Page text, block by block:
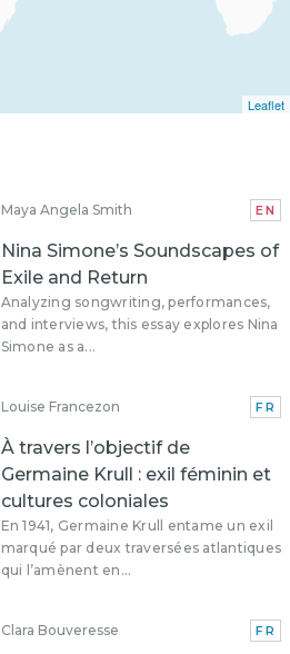
Leaflet
Maya Angela Smith EN
Nina Simone’s Soundscapes of
Exile and Return
Analyzing songwriting, performances,
and interviews, this essay explores Nina
Simone as a...
Louise Francezon FR
À travers l’objectif de
Germaine Krull : exil féminin et
cultures coloniales
En 1941, Germaine Krull entame un exil
marqué par deux traversées atlantiques
qui l’amènent en...
Clara Bouveresse FR